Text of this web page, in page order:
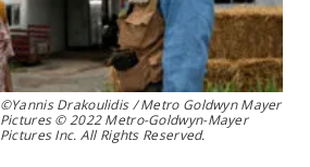
©Yannis Drakoulidis / Metro Goldwyn Mayer
Pictures © 2022 Metro-Goldwyn-Mayer
Pictures Inc. All Rights Reserved.